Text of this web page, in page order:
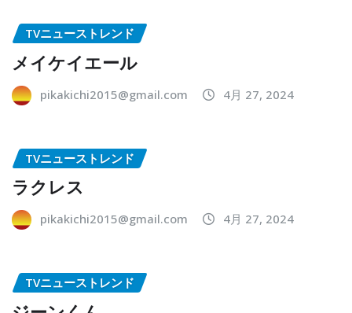
TVニューストレンド
メイケイエール
pikakichi2015@gmail.com 4月 27, 2024
TVニューストレンド
ラクレス
pikakichi2015@gmail.com 4月 27, 2024
TVニューストレンド